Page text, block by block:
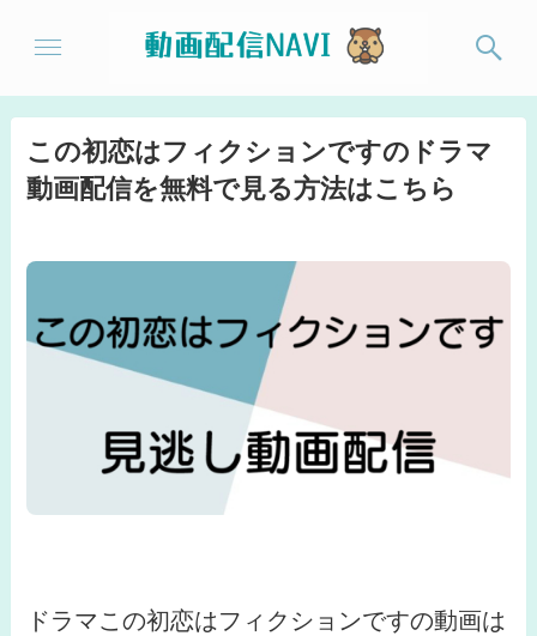
この初恋はフィクションですのドラマ
動画配信を無料で見る方法はこちら
ドラマこの初恋はフィクションですの動画は